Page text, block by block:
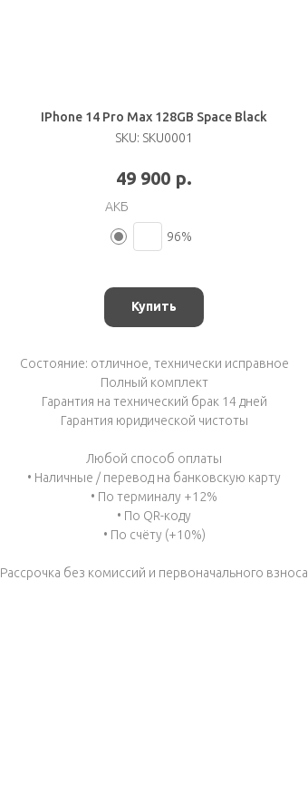
IPhone 14 Pro Max 128GB Space Black
SKU: SKU0001
49 900 р.
АКБ
96%
Купить
Состояние: отличное, технически исправное
Полный комплект
Гарантия на технический брак 14 дней
Гарантия юридической чистоты
Любой способ оплаты
• Наличные / перевод на банковскую карту
• По терминалу +12%
• По QR-коду
• По счёту (+10%)
Рассрочка без комиссий и первоначального взноса